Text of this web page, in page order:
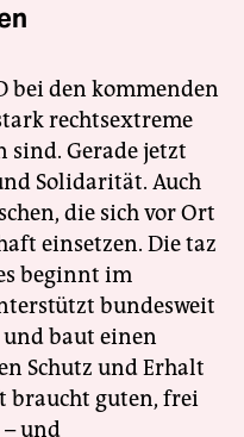
bei den kommenden
rechtsextreme
sind. Gerade jetzt
Solidarität. Auch
die sich vor Ort
einsetzen. Die taz
beginnt im
bundesweit
baut einen
Schutz und Erhalt
braucht guten, frei
und